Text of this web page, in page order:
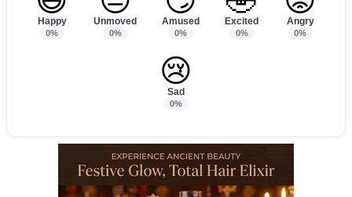
Happy
0%
Unmoved
0%
Amused
0%
Excited
0%
Angry
0%
😢
Sad
0%